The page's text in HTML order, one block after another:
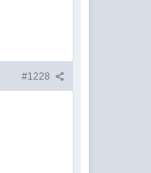
#1228